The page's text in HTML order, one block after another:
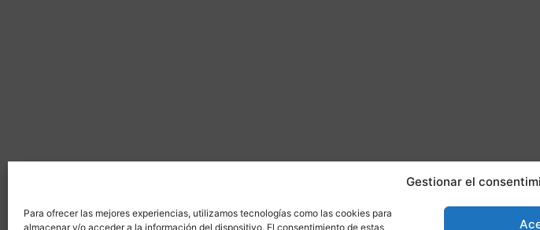
Gestionar el
Para ofrecer las mejores experiencias, utilizamos tecnologías como las cookies para
almacenar y/o acceder a la información del dispositivo. El consentimiento de estas